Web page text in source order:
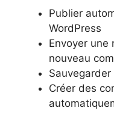
Publier
WordPress
Envoyer une
nouveau
Créer des